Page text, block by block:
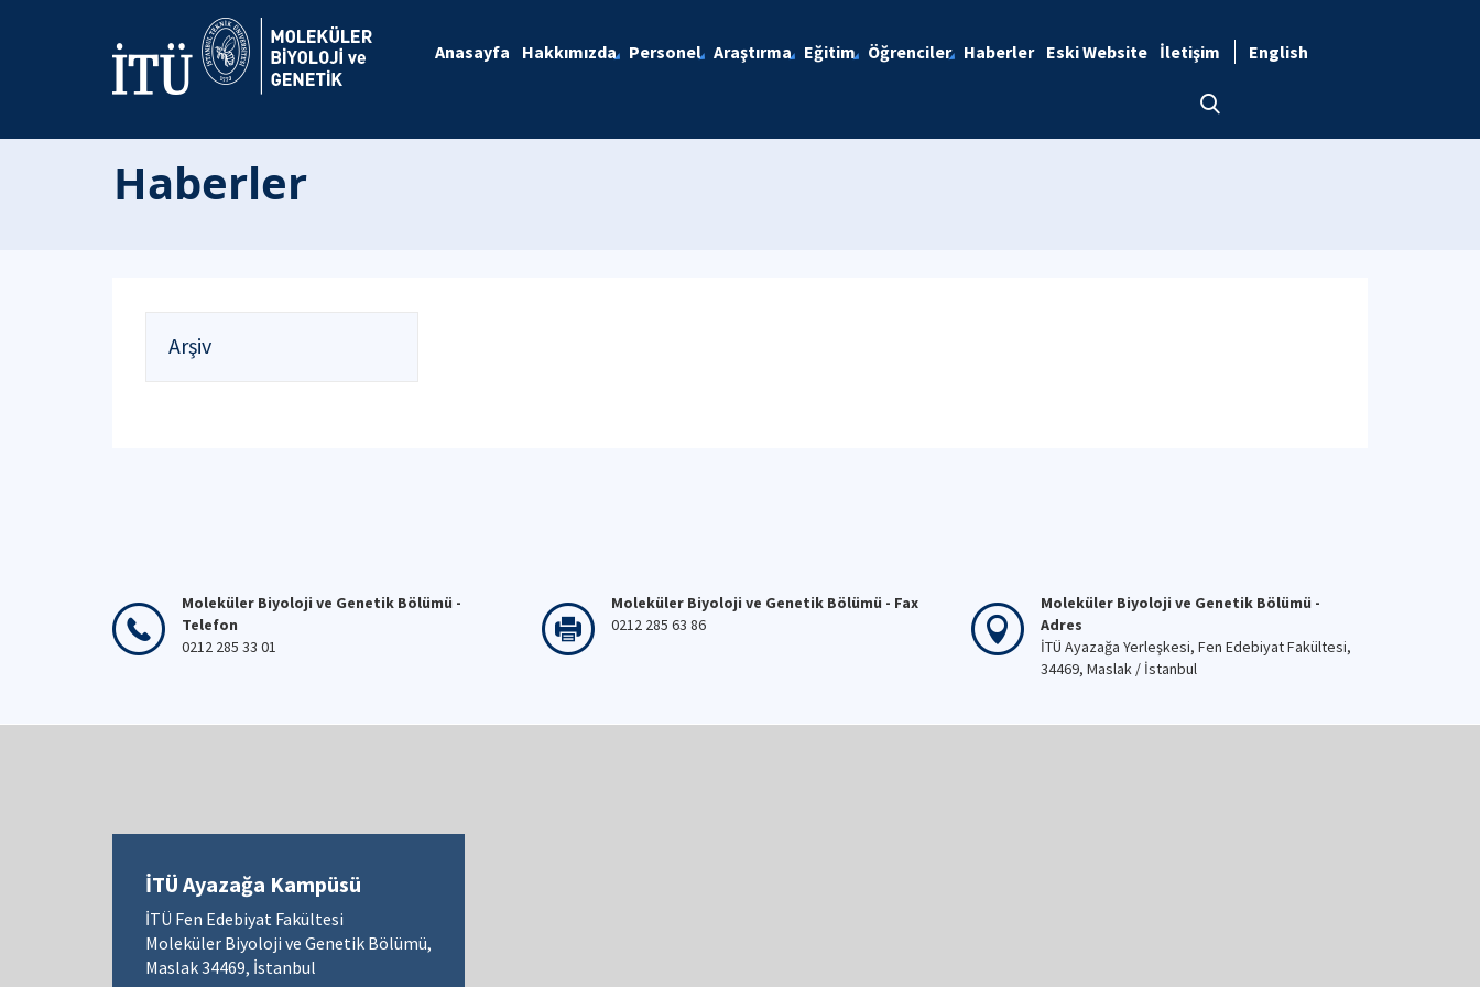
Anasayfa Hakkımızda Personel Araştırma Eğitim Öğrenciler Haberler Eski Website İletişim English
Haberler
Arşiv
Moleküler Biyoloji ve Genetik Bölümü -
Telefon
0212 285 33 01
Moleküler Biyoloji ve Genetik Bölümü - Fax
0212 285 63 86
Moleküler Biyoloji ve Genetik Bölümü -
Adres
İTÜ Ayazağa Yerleşkesi, Fen Edebiyat Fakültesi,
34469, Maslak / İstanbul
İTÜ Ayazağa Kampüsü
İTÜ Fen Edebiyat Fakültesi
Moleküler Biyoloji ve Genetik Bölümü,
Maslak 34469, İstanbul